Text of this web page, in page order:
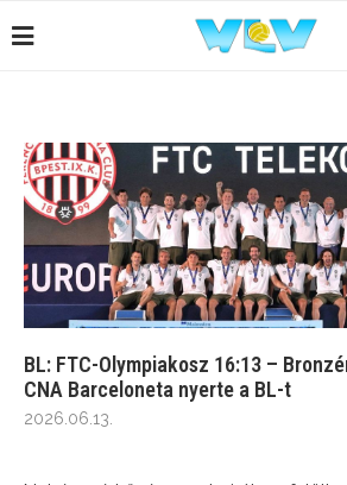
BL: FTC-Olympiakosz 16:13 –
CNA Barceloneta nyerte a BL-t
2026.06.13.